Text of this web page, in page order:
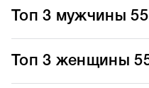
Топ 3 мужчины
Топ 3 женщины